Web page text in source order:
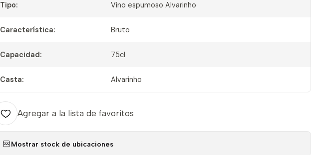
Tipo: Vino espumoso Alvarinho
Característica: Bruto
Capacidad: 75cl
Casta: Alvarinho
Agregar a la lista de favoritos
Mostrar stock de ubicaciones